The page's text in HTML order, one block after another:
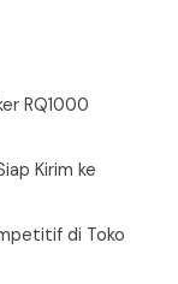
RQ1000
Kirim ke
di Toko